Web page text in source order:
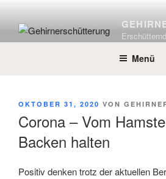
Inhalt
springen
Menü
VERÖFFENTLICHT
OKTOBER 31, 2020 VON
Corona – Vom
Backen halten
Positiv denken trotz der aktuellen